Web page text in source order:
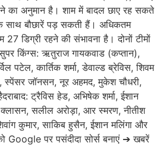
का अनुमान है। शाम में बादल छाए रह सकते
साथ बौछारें पड़ सकती हैं। अधिकतम
डिग्री रहने की संभावना है। दोनों टीमों
किंग्स: ऋतुराज गायकवाड (कप्तान),
पटेल, कार्तिक शर्मा, डेवाल्ड ब्रेविस, शिवम
स्पेंसर जॉनसन, नूर अहमद, मुकेश चौधरी,
ट्रैविस हेड, अभिषेक शर्मा, ईशान
सलील अरोड़ा, आर स्मरण, नीतीश
कुमार, साकिब हुसैन, ईशान मलिंगा और
Google पर पसंदीदा सोर्स बनाएं ➔ खबरें